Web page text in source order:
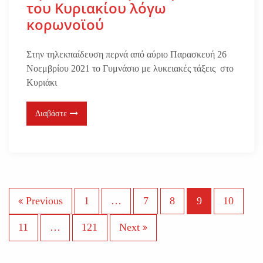
του Κυριακίου λόγω
κορωνοϊού
Στην τηλεκπαίδευση περνά από αύριο Παρασκευή 26
Νοεμβρίου 2021 το Γυμνάσιο με λυκειακές τάξεις στο
Κυριάκι
Διαβάστε
ε
Previous 1 … 7 8 9 10
11 … 121 Next